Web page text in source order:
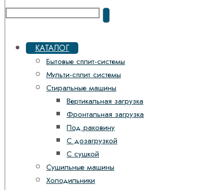
КАТАЛОГ
Бытовые сплит-системы
Мульти-сплит системы
Стиральные машины
Вертикальная загрузка
Фронтальная загрузка
Под раковину
С дозагрузкой
С сушкой
Сушильные машины
Холодильники